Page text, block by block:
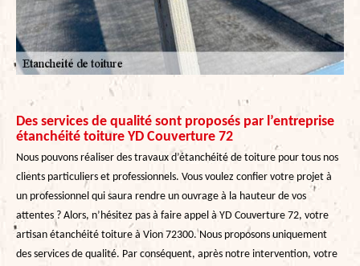
Des services de qualité sont proposés par l’entreprise
étanchéité toiture YD Couverture 72
Nous pouvons réaliser des travaux d’étanchéité de toiture pour tous nos
clients particuliers et professionnels. Vous voulez confier votre projet à
un professionnel qui saura rendre un ouvrage à la hauteur de vos
attentes ? Alors, n’hésitez pas à faire appel à YD Couverture 72, votre
artisan étanchéité toiture à Vion 72300. Nous proposons uniquement
des services de qualité. Par conséquent, après notre intervention, votre